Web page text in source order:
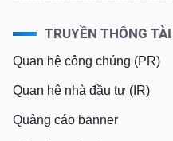
TRUYỀN THÔNG
Quan hệ công chúng (PR)
Quan hệ nhà đầu tư (IR)
Quảng cáo banner
NĂNG
LƯỢNG